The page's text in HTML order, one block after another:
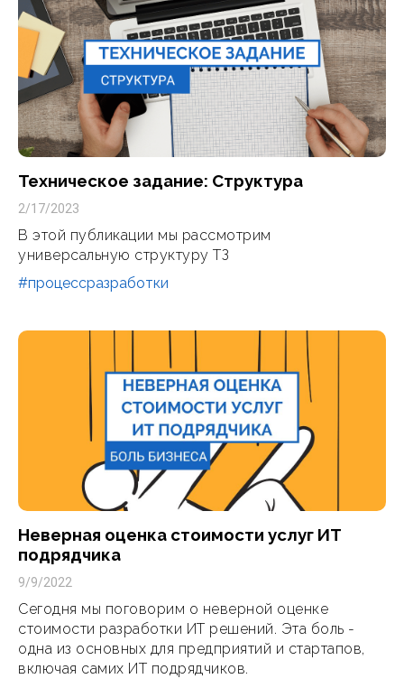
Техническое задание: Структура
2/17/2023
В этой публикации мы рассмотрим
универсальную структуру ТЗ
#процессразработки
Неверная оценка стоимости услуг ИТ
подрядчика
9/9/2022
Сегодня мы поговорим о неверной оценке
стоимости разработки ИТ решений. Эта боль -
одна из основных для предприятий и стартапов,
включая самих ИТ подрядчиков.